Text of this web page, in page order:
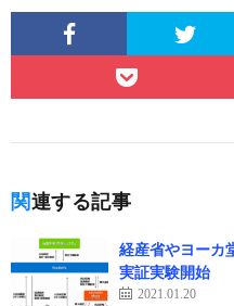
関連する記事
経産省やヨーカ
実証実験開始
2021.01.20